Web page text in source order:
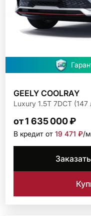
GEELY COOLRAY
Luxury 1.5T 7DCT (147
от 1 635 000 ₽
В кредит от 19 471 ₽/